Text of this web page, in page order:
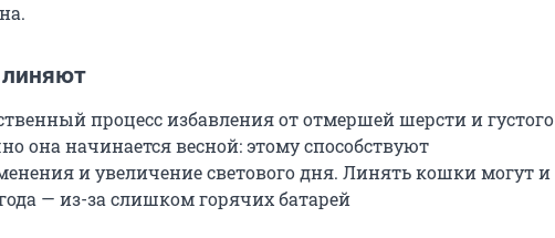
процесс избавления от отмершей шерсти и густого
она начинается весной: этому способствуют
и увеличение светового дня. Линять кошки могут и
— из-за слишком горячих батарей